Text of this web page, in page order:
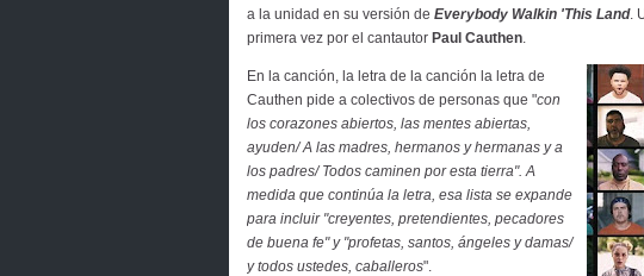
a la unidad en su versión de Everybody Walkin 'This Land.
primera vez por el cantautor Paul Cauthen.
En la canción, la letra de la canción la letra de
Cauthen pide a colectivos de personas que "con
los corazones abiertos, las mentes abiertas,
ayuden/ A las madres, hermanos y hermanas y a
los padres/ Todos caminen por esta tierra". A
medida que continúa la letra, esa lista se expande
para incluir "creyentes, pretendientes, pecadores
de buena fe" y "profetas, santos, ángeles y damas/
y todos ustedes, caballeros".